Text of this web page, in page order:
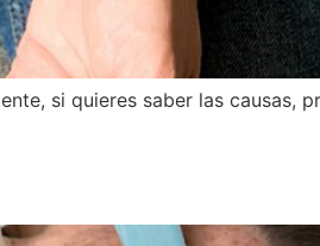
si quieres saber las causas,